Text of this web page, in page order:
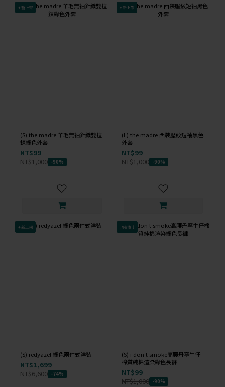
✦新上架
(S) the madre 羊毛無袖針織雙拉
鍊綠色外套
NT$99
NT$1,000 -90%
✦新上架
(L) the madre 西裝壓紋短袖黑色
外套
NT$99
NT$1,000 -90%
✦新上架
(S) redyazel 綠色兩件式洋裝
NT$1,699
NT$6,600 -74%
已降價↓
(S) i don t smoke高腰丹寧牛仔
棉質純棉渲染綠色長褲
NT$99
NT$1,000 -90%